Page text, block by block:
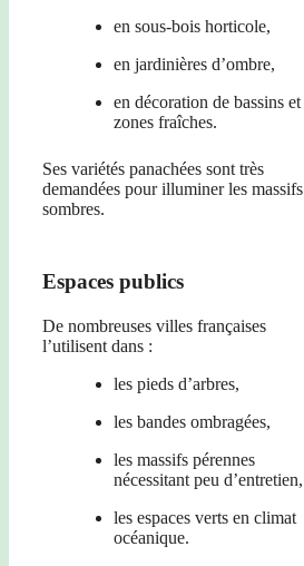
en sous-bois horticole,
en jardinières d’ombre,
en décoration de bassins et
zones fraîches.
Ses variétés panachées sont très
demandées pour illuminer les massifs
sombres.
Espaces publics
De nombreuses villes françaises
l’utilisent dans :
les pieds d’arbres,
les bandes ombragées,
les massifs pérennes
nécessitant peu d’entretien,
les espaces verts en climat
océanique.